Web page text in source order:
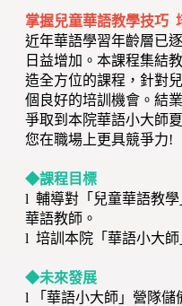
掌握兒童華語教學技巧
近年華語學習年齡層已
日益增加。本課程集結
造全方位的課程，針對
個良好的培訓機會。結
爭取到本院華語小大師
您在職場上更具競爭力!
◆課程目標
l 輔導對「兒童華語教
華語教師。
l 培訓本院「華語小大師
◆未來發展
l 「華語小大師」營隊儲